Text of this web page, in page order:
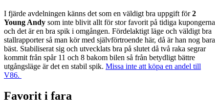
I fjärde avdelningen känns det som en väldigt bra uppgift för2
Young Andy som inte blivit allt för stor favorit på tidiga kupongerna
och det är en bra spik i omgången. Fördelaktigt läge och väldigt bra
stallrapporter så man kör med självförtroende här, då är han nog bara
bäst. Stabiliserat sig och utvecklats bra på slutet då två raka segrar
kommit från spår 11 och 8 bakom bilen så från betydligt bättre
utgångsläge är det en stabil spik. Missa inte att köpa en andel till
V86.
Favorit i fara